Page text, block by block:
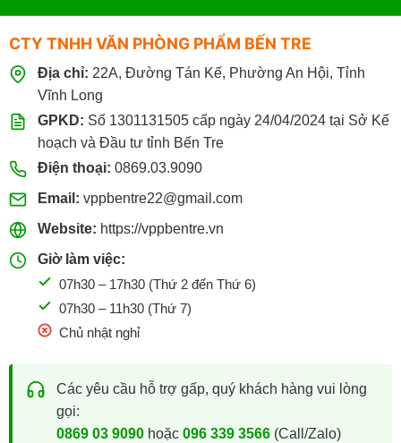
CTY TNHH VĂN PHÒNG PHẨM BẾN TRE
Địa chỉ: 22A, Đường Tán Kế, Phường An Hội, Tỉnh
Vĩnh Long
GPKD: Số 1301131505 cấp ngày 24/04/2024 tại Sở Kế
hoạch và Đầu tư tỉnh Bến Tre
Điện thoại: 0869.03.9090
Email: vppbentre22@gmail.com
Website: https://vppbentre.vn
Giờ làm việc:
07h30 – 17h30 (Thứ 2 đến Thứ 6)
07h30 – 11h30 (Thứ 7)
Chủ nhật nghỉ
Các yêu cầu hỗ trợ gấp, quý khách hàng vui lòng
gọi:
0869 03 9090hoặc 096 339 3566(Call/Zalo)